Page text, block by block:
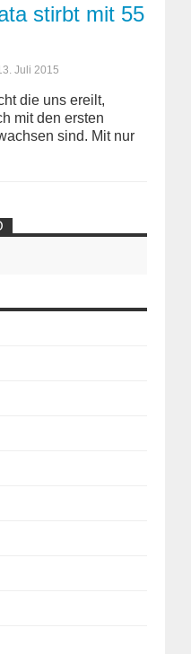
stirbt mit 55
Juli 2015
die uns ereilt,
mit den ersten
sind. Mit nur